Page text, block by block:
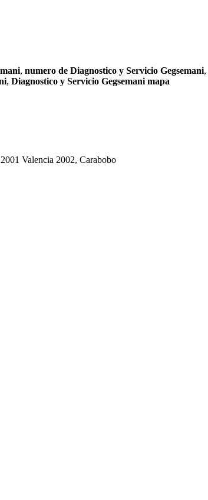
, numero de Diagnostico y Servicio Gegsemani,
, Diagnostico y Servicio Gegsemani mapa
Valencia 2002, Carabobo